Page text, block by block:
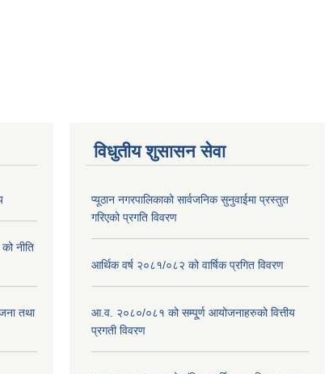
नीति
तथा
विधुतीय शुसासन सेवा
प्यूठान नगरपालिकाको सार्वजनिक सुनुवाईमा प्रस्तुत
गरिएको प्रगति विवरण
आर्थिक वर्ष २०८१/०८२ को वार्षिक प्रगित विवरण
आ.व. २०८०/०८१ को सम्पू्र्ण आयोजनाहरुको वित्तीय
प्रगती विवरण